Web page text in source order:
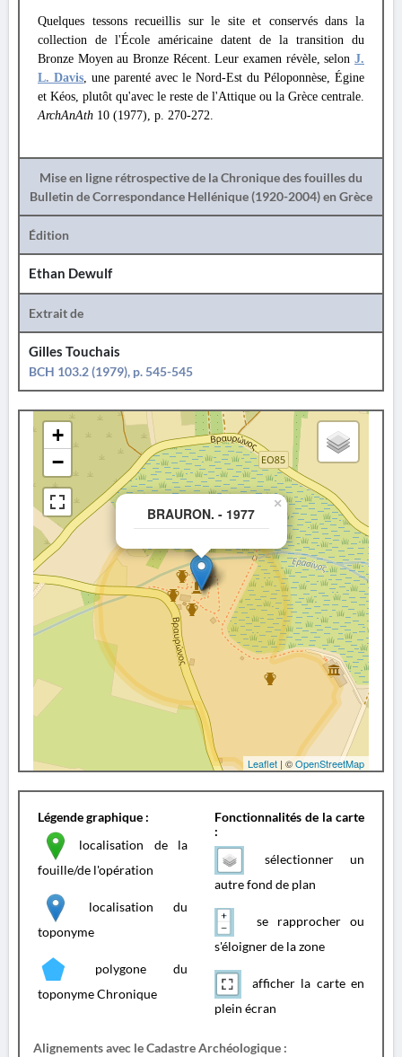
Quelques tessons recueillis sur le site et conservés dans la
collection de l'École américaine datent de la transition du
Bronze Moyen au Bronze Récent. Leur examen révèle, selon J.
L. Davis, une parenté avec le Nord-Est du Péloponnèse, Égine
et Kéos, plutôt qu'avec le reste de l'Attique ou la Grèce centrale.
ArchAnAth 10 (1977), p. 270-272.
Mise en ligne rétrospective de la Chronique des fouilles du
Bulletin de Correspondance Hellénique (1920-2004) en Grèce
Édition
Ethan Dewulf
Extrait de
Gilles Touchais
BCH 103.2 (1979), p. 545-545
BRAURON. - 1977
×
+
−
Leaflet | ©OpenStreetMap
Légende graphique :
localisation de la
fouille/de l'opération
localisation du
toponyme
polygone du
toponyme Chronique
Fonctionnalités de la carte
:
sélectionner un
autre fond de plan
se rapprocher ou
s'éloigner de la zone
afficher la carte en
plein écran
Alignements avec le Cadastre Archéologique :